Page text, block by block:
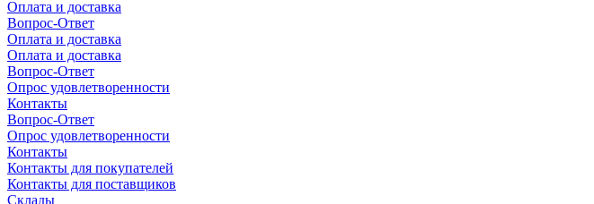
Оплата и доставка
Вопрос-Ответ
Оплата и доставка
Оплата и доставка
Вопрос-Ответ
Опрос удовлетворенности
Контакты
Вопрос-Ответ
Опрос удовлетворенности
Контакты
Контакты для покупателей
Контакты для поставщиков
Склады